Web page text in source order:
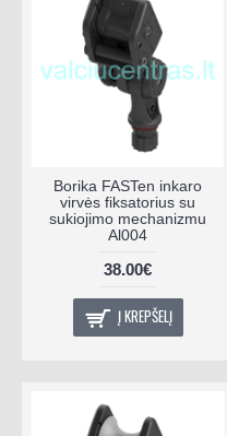
Borika FASTen inkaro
virvės fiksatorius su
sukiojimo mechanizmu
Al004
38.00€
Į KREPŠELĮ